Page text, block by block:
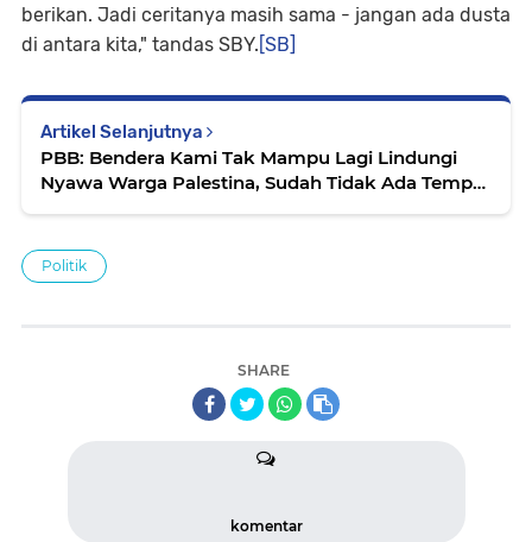
berikan. Jadi ceritanya masih sama - jangan ada dusta
di antara kita," tandas SBY. [SB]
Artikel Selanjutnya
PBB: Bendera Kami Tak Mampu Lagi Lindungi
Nyawa Warga Palestina, Sudah Tidak Ada Tempat
Politik
SHARE
komentar